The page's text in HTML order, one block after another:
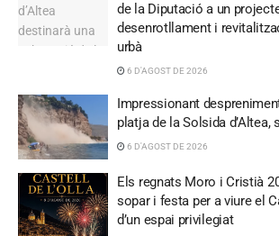
de la Diputació a un
desenrotllament i
urbà
6 D'AGOST DE 2026
Impressionant
platja de la Solsida d’Altea,
6 D'AGOST DE 2026
Els regnats Moro i Cristià
sopar i festa per a viure el
d’un espai privilegiat